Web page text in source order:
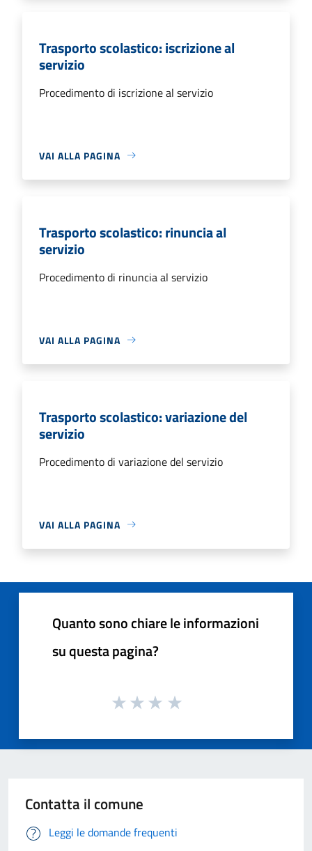
Trasporto scolastico: iscrizione al
servizio
Procedimento di iscrizione al servizio
VAI ALLA PAGINA
Trasporto scolastico: rinuncia al
servizio
Procedimento di rinuncia al servizio
VAI ALLA PAGINA
Trasporto scolastico: variazione del
servizio
Procedimento di variazione del servizio
VAI ALLA PAGINA
Quanto sono chiare le informazioni
su questa pagina?
Contatta il comune
Leggi le domande frequenti